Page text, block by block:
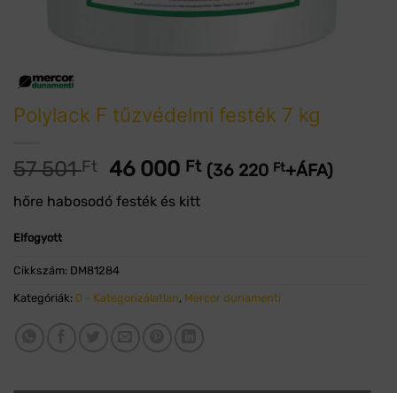
Polylack F tűzvédelmi festék 7 kg
57 501Ft
Original
price
was:
46 000 FtCurrent
(36 220 Ft+ÁFA)
hőre habosodó festék és kitt
Elfogyott
Cikkszám: DM81284
Kategóriák: 0 - Kategorizálatlan, Mercor dunamenti